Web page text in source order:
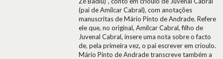
(pai de Amílcar Cabral), com anotações
manuscritas de Mário Pinto de Andrade. Refere
ele que, no original, Amílcar Cabral, filho de
Juvenal Cabral, insere uma nota sobre o facto
de, pela primeira vez, o pai escrever em crioulo.
Mário Pinto de Andrade transcreve também a